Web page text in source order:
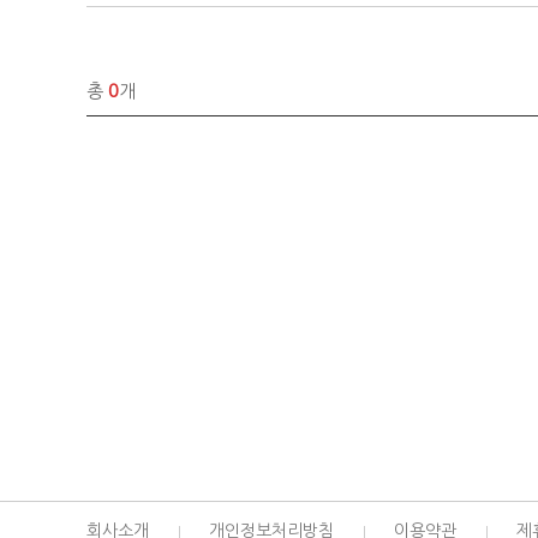
총 0개
회사소개 개인정보처리방침 이용약관 제